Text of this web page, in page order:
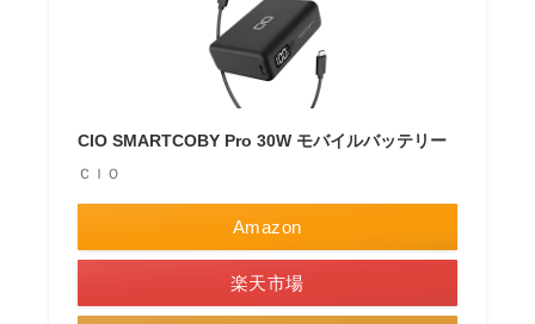
CIO SMARTCOBY Pro 30W モバイルバッテリー
ＣＩＯ
Amazon
楽天市場